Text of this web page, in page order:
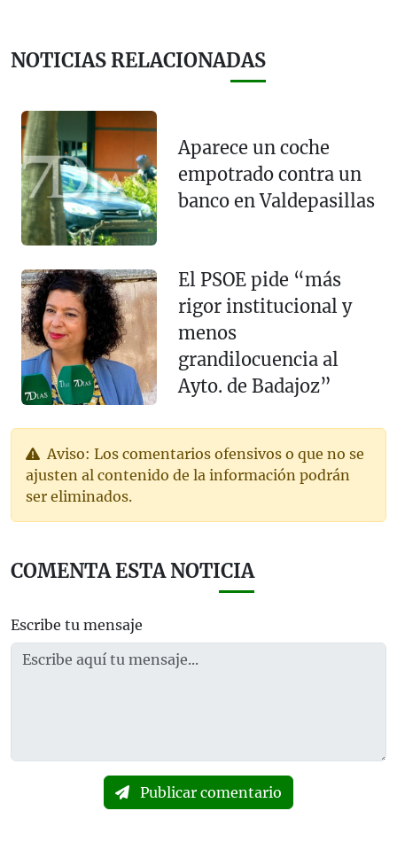
NOTICIAS RELACIONADAS
Aparece un coche
empotrado contra un
banco en Valdepasillas
El PSOE pide “más
rigor institucional y
menos
grandilocuencia al
Ayto. de Badajoz”
Aviso: Los comentarios ofensivos o que no se
ajusten al contenido de la información podrán
ser eliminados.
COMENTA ESTA NOTICIA
Escribe tu mensaje
Publicar comentario